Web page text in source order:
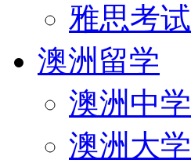
雅思考试
澳洲留学
澳洲中学
澳洲大学